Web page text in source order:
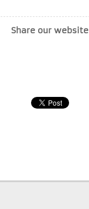
Share our website